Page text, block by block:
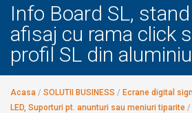
Info Board SL,
afisaj cu rama click
profil SL din
Acasa / SOLUTII BUSINESS / Ecrane digital
LED, Suporturi pt. anunturi sau meniuri tiparite /